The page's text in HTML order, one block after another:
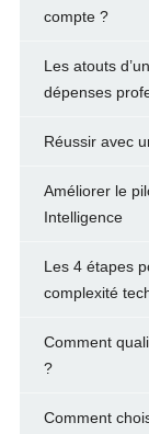
compte ?
Les atouts
dépenses
Réussir avec
Améliorer le
Intelligence
Les 4 étapes
complexité
Comment
?
Comment